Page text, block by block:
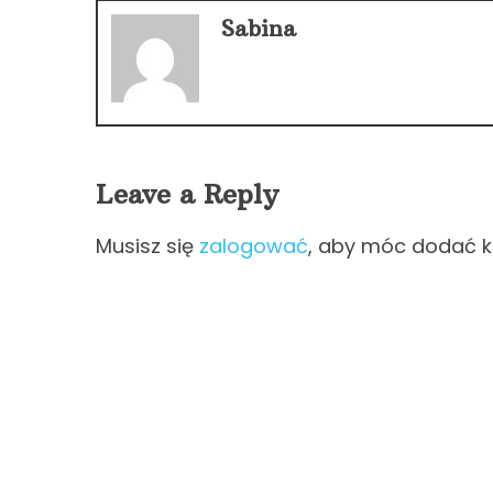
Sabina
Leave a Reply
Musisz się zalogować, aby móc dodać